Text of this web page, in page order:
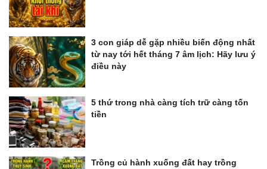
3 con giáp dễ gặp nhiều biến động nhất
từ nay tới hết tháng 7 âm lịch: Hãy lưu ý
điều này
5 thứ trong nhà càng tích trữ càng tốn
tiền
Trồng củ hành xuống đất hay trồng